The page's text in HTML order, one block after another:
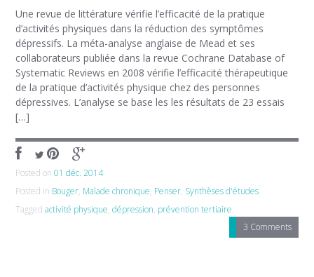
Une revue de littérature vérifie l’efficacité de la pratique
d’activités physiques dans la réduction des symptômes
dépressifs. La méta-analyse anglaise de Mead et ses
collaborateurs publiée dans la revue Cochrane Database of
Systematic Reviews en 2008 vérifie l’efficacité thérapeutique
de la pratique d’activités physique chez des personnes
dépressives. L’analyse se base les les résultats de 23 essais
[…]
Posted on01 déc. 2014
Posted in Bouger, Malade chronique, Penser, Synthèses d'études
Taggedactivité physique,dépression, prévention tertiaire
3 Comments